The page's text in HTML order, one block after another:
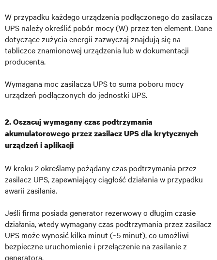
W przypadku każdego urządzenia podłączonego do zasilacza
UPS należy określić pobór mocy (W) przez ten element. Dane
dotyczące zużycia energii zazwyczaj znajdują się na
tabliczce znamionowej urządzenia lub w dokumentacji
producenta.
Wymagana moc zasilacza UPS to suma poboru mocy
urządzeń podłączonych do jednostki UPS.
2. Oszacuj wymagany czas podtrzymania
akumulatorowego przez zasilacz UPS dla krytycznych
urządzeń i aplikacji
W kroku 2 określamy pożądany czas podtrzymania przez
zasilacz UPS, zapewniający ciągłość działania w przypadku
awarii zasilania.
Jeśli firma posiada generator rezerwowy o długim czasie
działania, wtedy wymagany czas podtrzymania przez zasilacz
UPS może wynosić kilka minut (~5 minut), co umożliwi
bezpieczne uruchomienie i przełączenie na zasilanie z
generatora.